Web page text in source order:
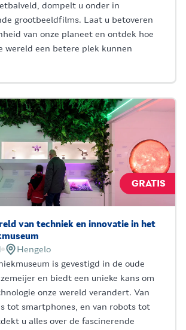
dompelt u onder in
grootbeeldfilms. Laat u betoveren
van onze planeet en ontdek hoe
wereld een betere plek kunnen
GRATIS
van techniek en innovatie in het
Hengelo
is gevestigd in de oude
en biedt een unieke kans om
onze wereld verandert. Van
tot smartphones, en van robots tot
u alles over de fascinerende